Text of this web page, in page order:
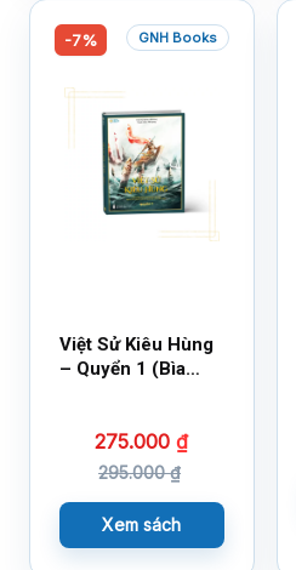
-7% GNH Books
Việt Sử Kiêu Hùng
– Quyển 1 (Bìa
275.000₫
295.000₫
Xem sách